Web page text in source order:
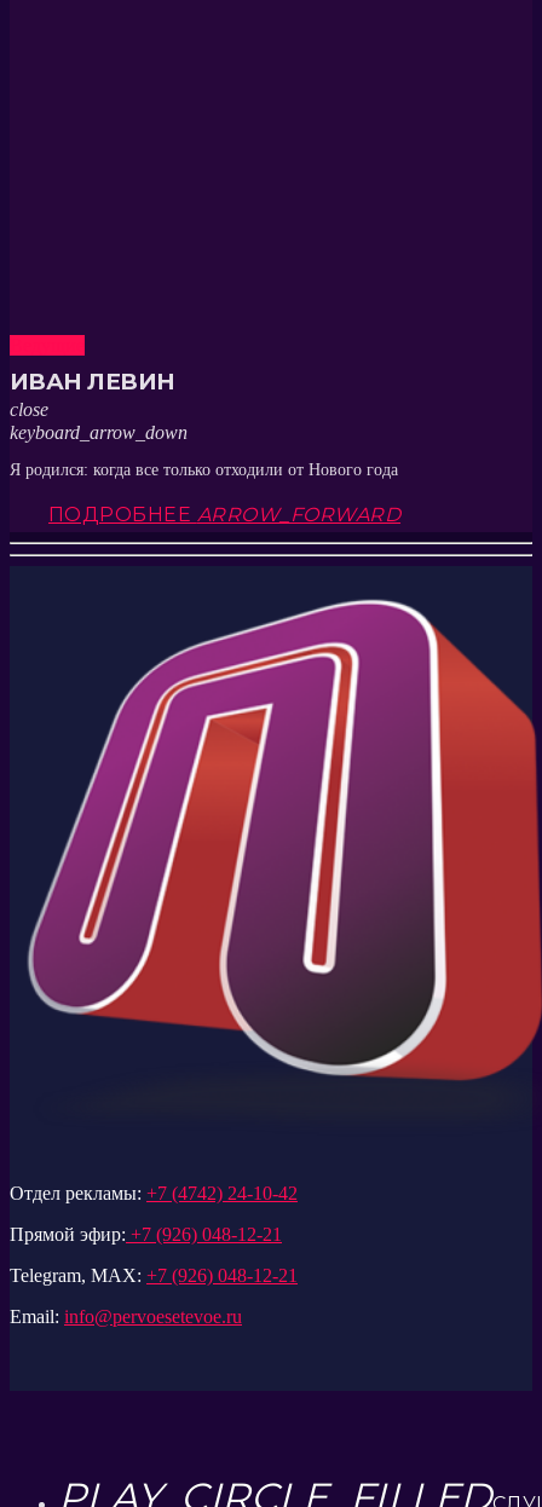
ИВАН ЛЕВИН
close
keyboard_arrow_down
Я родился: когда все только отходили от Нового года
ПОДРОБНЕЕ ARROW_FORWARD
Отдел рекламы: +7 (4742) 24-10-42
Прямой эфир: +7 (926) 048-12-21
Telegram, MAX: +7 (926) 048-12-21
Email: info@pervoesetevoe.ru
PLAY_CIRCLE_FILLED